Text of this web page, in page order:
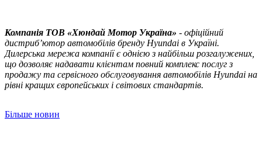
Компанія ТOВ «Хюндай Мотор Україна» - офіційний
дистриб’ютор автомобілів бренду Hyundai в Україні.
Дилерська мережа компанії є однією з найбільш розгалужених,
що дозволяє надавати клієнтам повний комплекс послуг з
продажу та сервісного обслуговування автомобілів Hyundai на
рівні кращих європейських і світових стандартів.
Більше новин